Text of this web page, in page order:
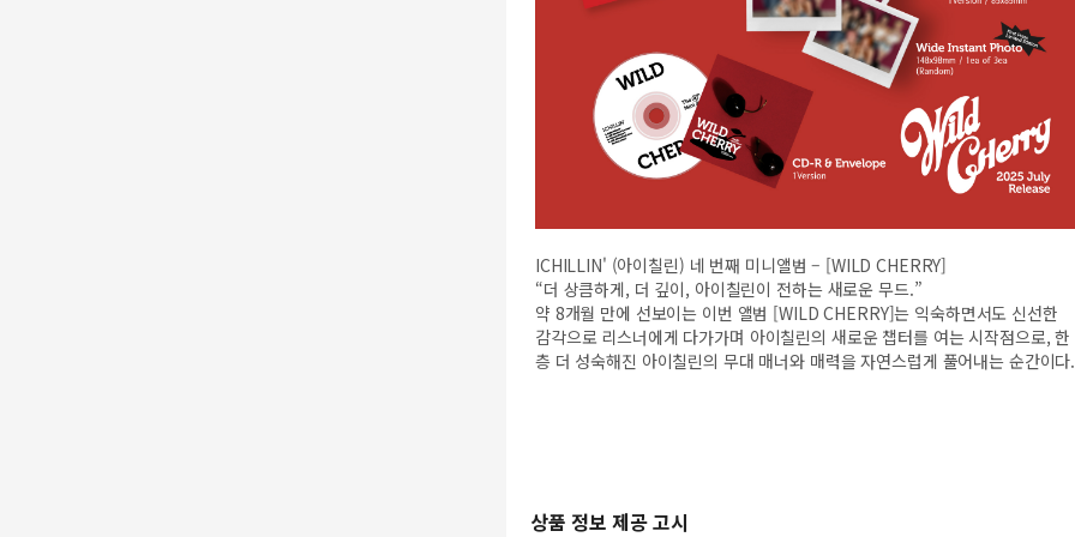
ICHILLIN' (아이칠린) 네 번째 미니앨범 – [WILD CHERRY]
“더 상큼하게, 더 깊이, 아이칠린이 전하는 새로운 무드.”
약 8개월 만에 선보이는 이번 앨범 [WILD CHERRY]는 익숙하면서도 신선한
감각으로 리스너에게 다가가며 아이칠린의 새로운 챕터를 여는 시작점으로, 한
층 더 성숙해진 아이칠린의 무대 매너와 매력을 자연스럽게 풀어내는 순간이다.
상품 정보 제공 고시